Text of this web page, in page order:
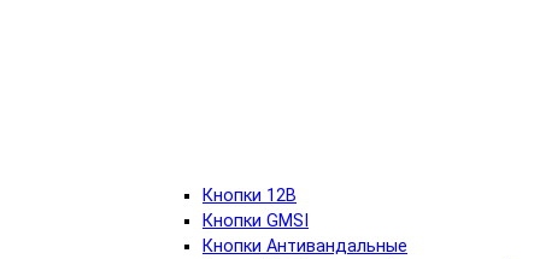
Кнопки 12В
Кнопки GMSI
Кнопки Антивандальные